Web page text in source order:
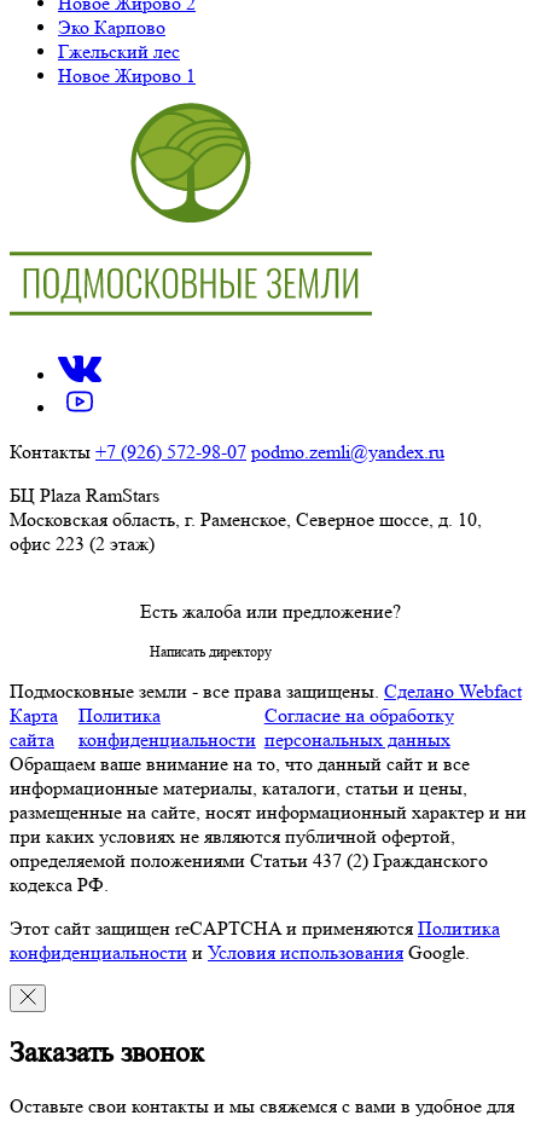
Эко Карпово
Гжельский лес
Новое Жирово 1
Контакты +7 (926) 572-98-07 podmo.zemli@yandex.ru
БЦ Plaza RamStars
Московская область, г. Раменское, Северное шоссе, д. 10,
офис 223 (2 этаж)
Есть жалоба или предложение?
Написать директору
Подмосковные земли - все права защищены. Сделано Webfact
Карта
сайта
Политика
конфиденциальности
Согласие на обработку
персональных данных
Обращаем ваше внимание на то, что данный сайт и все
информационные материалы, каталоги, статьи и цены,
размещенные на сайте, носят информационный характер и ни
при каких условиях не являются публичной офертой,
определяемой положениями Статьи 437 (2) Гражданского
кодекса РФ.
Этот сайт защищен reCAPTCHA и применяются Политика
конфиденциальности и Условия использования Google.
Заказать звонок
Оставьте свои контакты и мы свяжемся с вами в удобное для